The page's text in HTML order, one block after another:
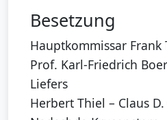
Besetzung
Hauptkommissar Frank
Prof. Karl-Friedrich
Liefers
Herbert Thiel – Claus